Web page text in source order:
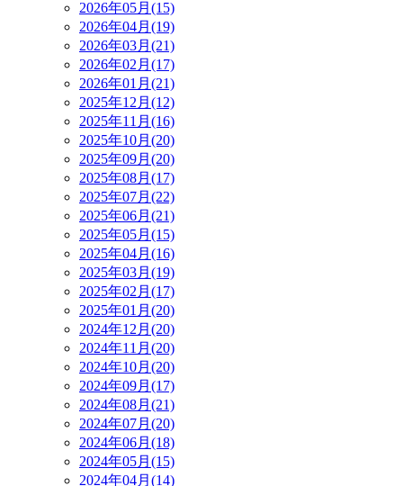
2026年05月(15)
2026年04月(19)
2026年03月(21)
2026年02月(17)
2026年01月(21)
2025年12月(12)
2025年11月(16)
2025年10月(20)
2025年09月(20)
2025年08月(17)
2025年07月(22)
2025年06月(21)
2025年05月(15)
2025年04月(16)
2025年03月(19)
2025年02月(17)
2025年01月(20)
2024年12月(20)
2024年11月(20)
2024年10月(20)
2024年09月(17)
2024年08月(21)
2024年07月(20)
2024年06月(18)
2024年05月(15)
2024年04月(14)